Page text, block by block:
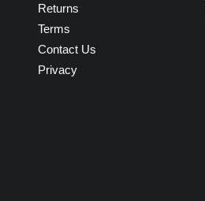
Returns
Terms
Contact Us
Privacy